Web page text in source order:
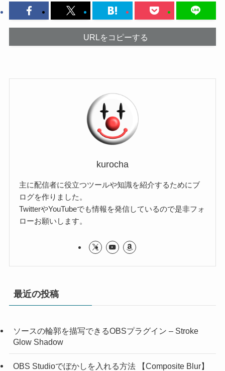
URLをコピーする
kurocha
主に配信者に役立つツールや知識を紹介するためにブ
ログを作りました。
TwitterやYouTubeでも情報を発信しているので是非フォ
ローお願いします。
最近の投稿
ソースの輪郭を描写できるOBSプラグイン – Stroke
Glow Shadow
OBS Studioでぼかしを入れる方法 【Composite Blur】